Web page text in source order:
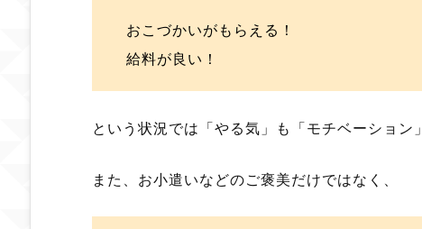
おこづかいがもらえる！
給料が良い！
という状況では「やる気」も「モチベーション
また、お小遣いなどのご褒美だけではなく、